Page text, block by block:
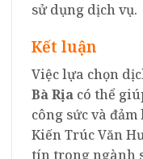
sử dụng dịch vụ.
Kết luận
Việc lựa chọn
Bà Rịa có thể
công sức và
Kiến Trúc Văn
tín trong ngành